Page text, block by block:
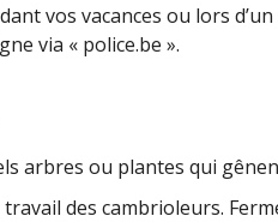
vos vacances ou lors
via « police.be ».
arbres ou plantes qui
des cambrioleurs.